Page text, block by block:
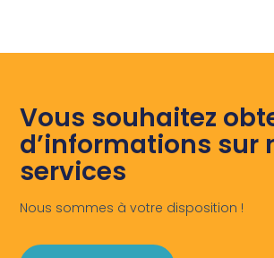
Vous souhaitez
d’informations sur
services
Nous sommes à votre disposition !